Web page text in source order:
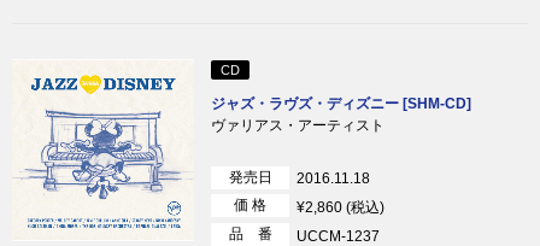
CD
ジャズ・ラヴズ・ディズニー [SHM-CD]
ヴァリアス・アーティスト
発売日
2016.11.18
価 格
¥2,860 (税込)
品 番
UCCM-1237